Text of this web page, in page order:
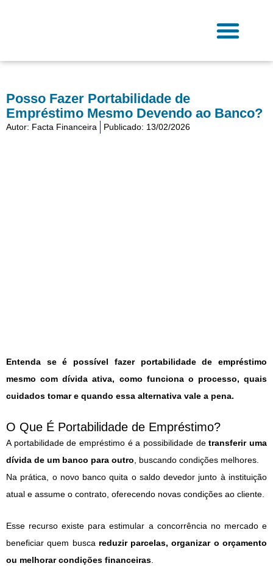
Posso Fazer Portabilidade de
Empréstimo Mesmo Devendo ao Banco?
Autor: Facta Financeira Publicado: 13/02/2026
Entenda se é possível fazer portabilidade de empréstimo
mesmo com dívida ativa, como funciona o processo, quais
cuidados tomar e quando essa alternativa vale a pena.
O Que É Portabilidade de Empréstimo?
A portabilidade de empréstimo é a possibilidade detransferir uma
dívida de um banco para outro , buscando condições melhores.
Na prática, o novo banco quita o saldo devedor junto à instituição
atual e assume o contrato, oferecendo novas condições ao cliente.
Esse recurso existe para estimular a concorrência no mercado e
beneficiar quem busca reduzir parcelas, organizar o orçamento
ou melhorar condições financeiras.